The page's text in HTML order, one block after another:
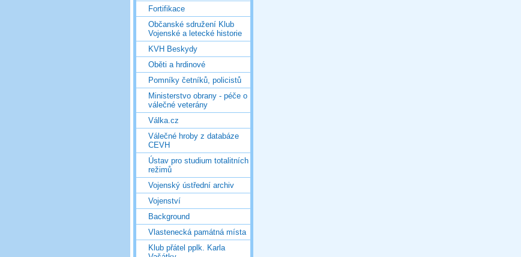
Fortifikace
Občanské sdružení Klub
Vojenské a letecké historie
KVH Beskydy
Oběti a hrdinové
Pomníky četníků, policistů
Ministerstvo obrany - péče o
válečné veterány
Válka.cz
Válečné hroby z databáze
CEVH
Ústav pro studium totalitních
režimů
Vojenský ústřední archiv
Vojenství
Background
Vlastenecká památná místa
Klub přátel pplk. Karla